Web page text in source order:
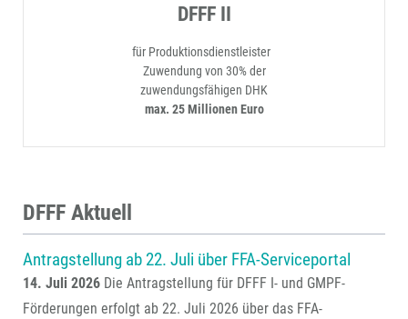
DFFF II
für Produktionsdienstleister
Zuwendung von 30% der
zuwendungsfähigen DHK
max. 25 Millionen Euro
DFFF Aktuell
Antragstellung ab 22. Juli über FFA-Serviceportal
14. Juli 2026 Die Antragstellung für DFFF I- und GMPF-
Förderungen erfolgt ab 22. Juli 2026 über das FFA-